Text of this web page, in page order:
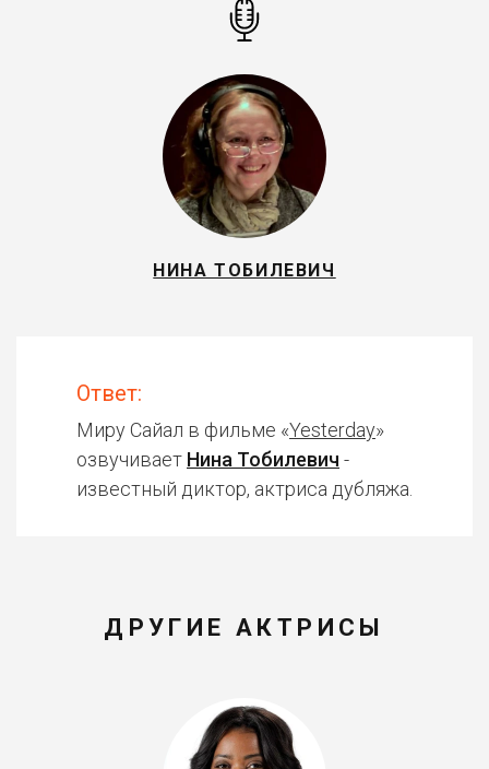
НИНА ТОБИЛЕВИЧ
Ответ:
Миру Сайал в фильме «Yesterday»
озвучивает Нина Тобилевич -
известный диктор, актриса дубляжа.
ДРУГИЕ АКТРИСЫ